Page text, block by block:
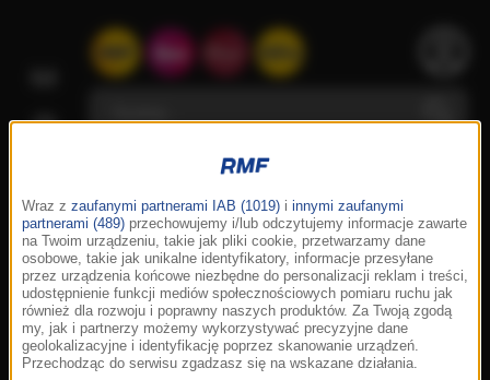
Wraz z zaufanymi partnerami IAB (1019) i innymi zaufanymi
partnerami (489) przechowujemy i/lub odczytujemy informacje zawarte
na Twoim urządzeniu, takie jak pliki cookie, przetwarzamy dane
osobowe, takie jak unikalne identyfikatory, informacje przesyłane
przez urządzenia końcowe niezbędne do personalizacji reklam i treści,
udostępnienie funkcji mediów społecznościowych pomiaru ruchu jak
również dla rozwoju i poprawny naszych produktów. Za Twoją zgodą
my, jak i partnerzy możemy wykorzystywać precyzyjne dane
geolokalizacyjne i identyfikację poprzez skanowanie urządzeń.
Przechodząc do serwisu zgadzasz się na wskazane działania.